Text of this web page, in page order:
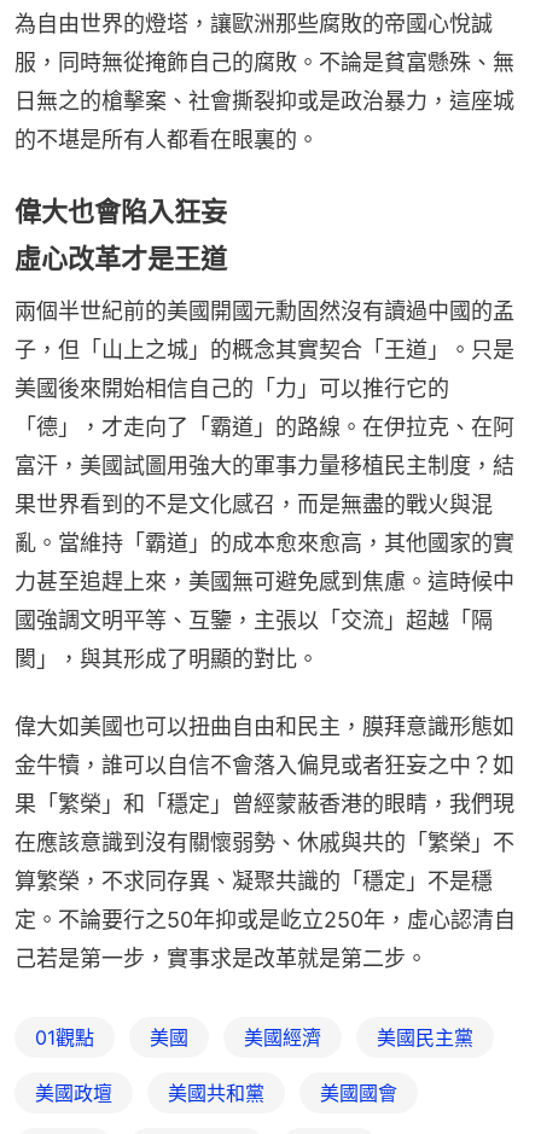
為自由世界的燈塔，讓歐洲那些腐敗的帝國心悅誠
服，同時無從掩飾自己的腐敗。不論是貧富懸殊、無
日無之的槍擊案、社會撕裂抑或是政治暴力，這座城
的不堪是所有人都看在眼裏的。
偉大也會陷入狂妄
虛心改革才是王道
兩個半世紀前的美國開國元勳固然沒有讀過中國的孟
子，但「山上之城」的概念其實契合「王道」。只是
美國後來開始相信自己的「力」可以推行它的
「德」，才走向了「霸道」的路線。在伊拉克、在阿
富汗，美國試圖用強大的軍事力量移植民主制度，結
果世界看到的不是文化感召，而是無盡的戰火與混
亂。當維持「霸道」的成本愈來愈高，其他國家的實
力甚至追趕上來，美國無可避免感到焦慮。這時候中
國強調文明平等、互鑒，主張以「交流」超越「隔
閡」，與其形成了明顯的對比。
偉大如美國也可以扭曲自由和民主，膜拜意識形態如
金牛犢，誰可以自信不會落入偏見或者狂妄之中？如
果「繁榮」和「穩定」曾經蒙蔽香港的眼睛，我們現
在應該意識到沒有關懷弱勢、休戚與共的「繁榮」不
算繁榮，不求同存異、凝聚共識的「穩定」不是穩
定。不論要行之50年抑或是屹立250年，虛心認清自
己若是第一步，實事求是改革就是第二步。
01觀點 美國 美國經濟 美國民主黨
美國政壇 美國共和黨 美國國會